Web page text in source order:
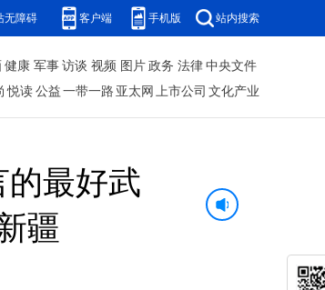
无障碍 客户端 手机版 站内搜索
健康 军事 访谈 视频 图片 政务 法律 中央文件
悦读 公益 一带一路 亚太网 上市公司 文化产业
的最好武
疆